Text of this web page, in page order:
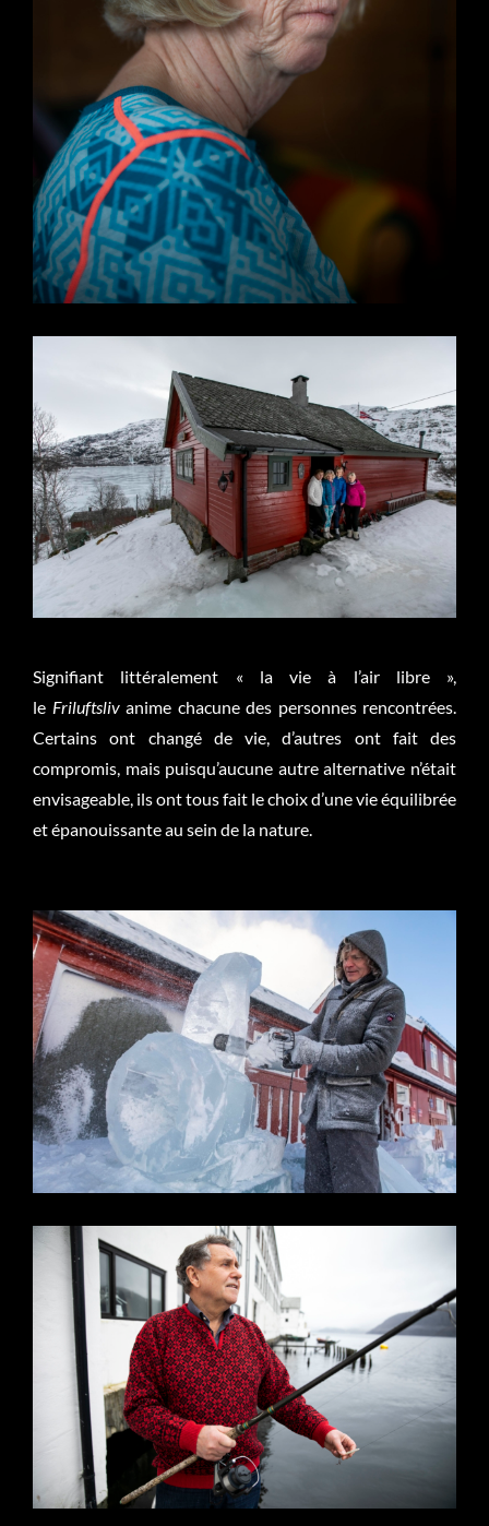
Signifiant littéralement « la vie à l’air libre »,
le Friluftslivanime chacune des personnes rencontrées.
Certains ont changé de vie, d’autres ont fait des
compromis, mais puisqu’aucune autre alternative n’était
envisageable, ils ont tous fait le choix d’une vie équilibrée
et épanouissante au sein de la nature.